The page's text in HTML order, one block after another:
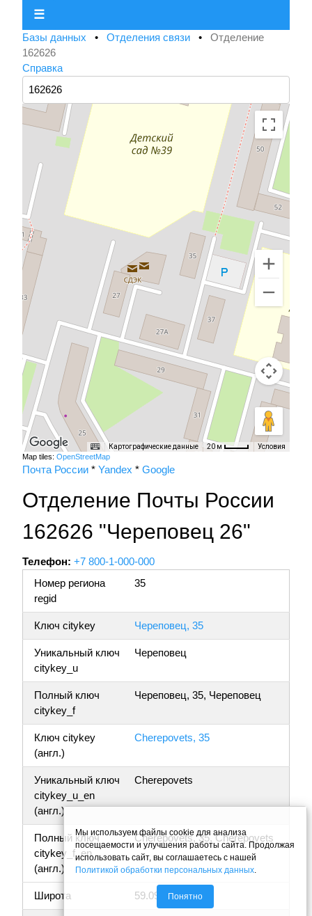
☰
Базы данных • Отделения связи • Отделение
162626
Справка
Картографические данные 20 м Условия
Map tiles: OpenStreetMap
Почта России * Yandex * Google
Отделение Почты России
162626 "Череповец 26"
Телефон: +7 800-1-000-000
Номер региона
regid
35
Ключ citykey Череповец, 35
Уникальный ключ
citykey_u
Череповец
Полный ключ
citykey_f
Череповец, 35, Череповец
Ключ citykey
(англ.)
Cherepovets, 35
Уникальный ключ
citykey_u_en
(англ.)
Cherepovets
Полный ключ
citykey_f_en
(англ.)
Cherepovets, 35, Cherepovets
Широта 59.094775
Мы используем файлы cookie для анализа
посещаемости и улучшения работы сайта. Продолжая
использовать сайт, вы соглашаетесь с нашей
Политикой обработки персональных данных
Понятно